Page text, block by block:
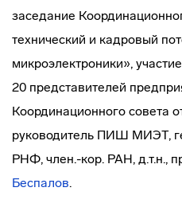
заседание
технический и кадровый
микроэлектроники»,
20 представителей
Координационного совета
руководитель ПИШ МИЭТ,
РНФ, член.-кор. РАН, д.т.н.,
Беспалов.